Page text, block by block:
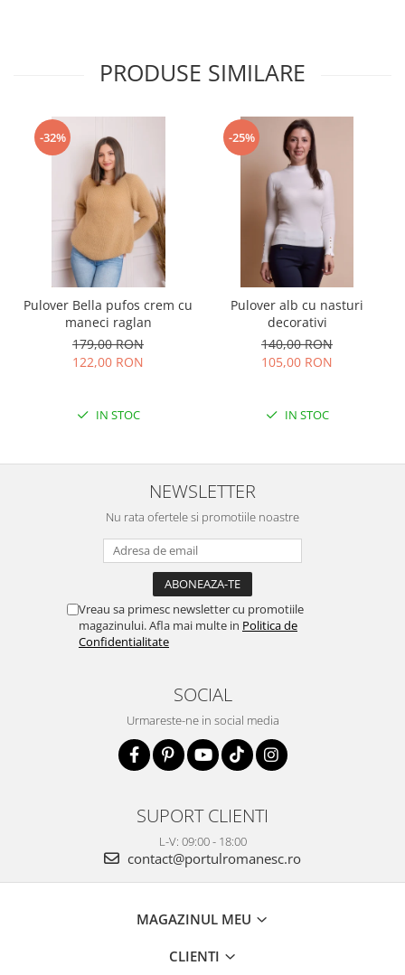
PRODUSE SIMILARE
-32%
Pulover Bella pufos crem cu
maneci raglan
179,00 RON
122,00 RON
IN STOC
-25%
Pulover alb cu nasturi
decorativi
140,00 RON
105,00 RON
IN STOC
NEWSLETTER
Nu rata ofertele si promotiile noastre
Vreau sa primesc newsletter cu promotiile
magazinului. Afla mai multe in Politica de
Confidentialitate
SOCIAL
Urmareste-ne in social media
SUPORT CLIENTI
L-V: 09:00 - 18:00
contact@portulromanesc.ro
MAGAZINUL MEU
CLIENTI